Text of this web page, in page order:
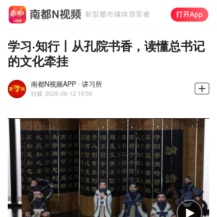
学习·知行丨从孔院书香，读懂总书记
的文化牵挂
南都N视频APP · 讲习所
转载 2026-06-12 19:56